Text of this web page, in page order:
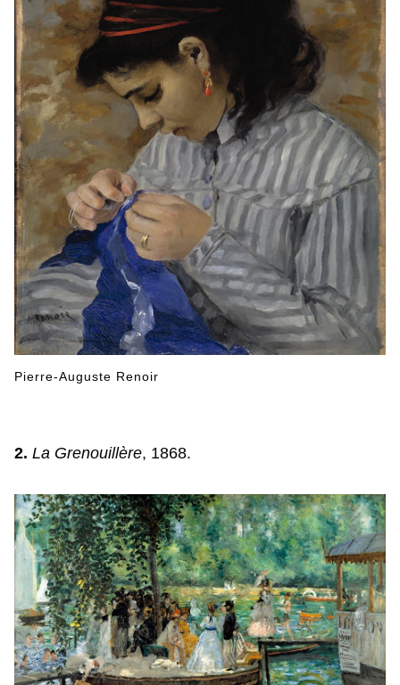
Pierre-Auguste Renoir
2. La Grenouillère, 1868.